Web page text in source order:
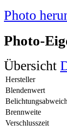
Photo
Photo-
Übersicht
Hersteller
Blendenwert
Brennweite
Verschlusszeit